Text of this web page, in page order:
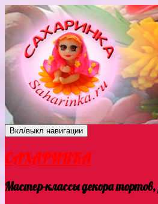
Вкл/выкл навигации
САХАРИНКА
Мастер-классы декора тортов,